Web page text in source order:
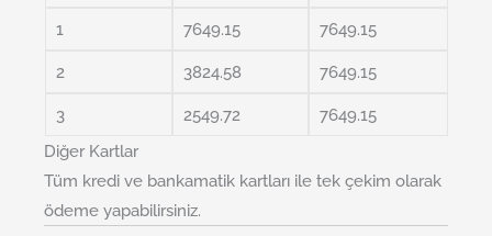
1 7649.15 7649.15
2 3824.58 7649.15
3 2549.72
7649.15
Diğer Kartlar
Tüm kredi ve bankamatik kartları ile tek çekim olarak
ödeme yapabilirsiniz.